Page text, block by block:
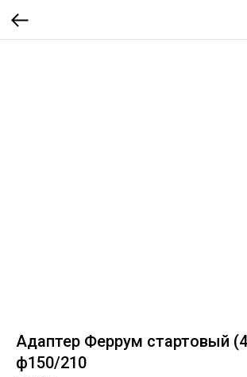
Адаптер Феррум стартовый
ф150/210